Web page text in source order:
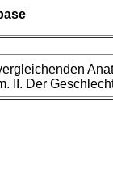
II. Der